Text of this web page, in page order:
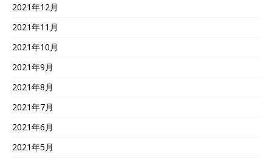
2021年12月
2021年11月
2021年10月
2021年9月
2021年8月
2021年7月
2021年6月
2021年5月